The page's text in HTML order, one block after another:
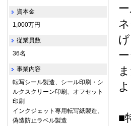
■
資本金
1,000万円
従業員数
36名
事業内容
転写シール製造、シール印刷・シ
ルクスクリーン印刷、オフセット
印刷
インクジェット専用転写紙製造、
偽造防止ラベル製造